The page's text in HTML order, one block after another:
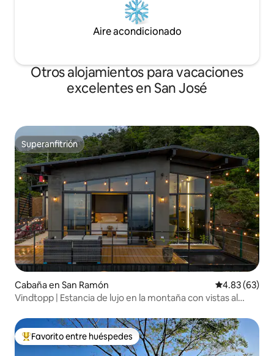
Aire acondicionado
Otros alojamientos para vacaciones
excelentes en San José
Superanfitrión
Superanfitrión
Cabaña en San Ramón Calificación
4.83 (63)
Vindtopp | Estancia de lujo en la montaña con vistas al
Favorito entre huéspedes preferido
Favorito entre huéspedes